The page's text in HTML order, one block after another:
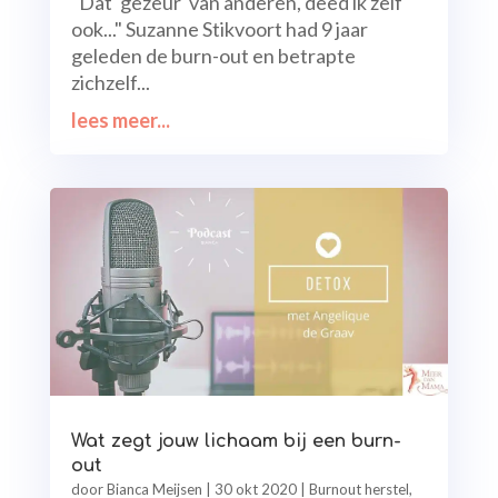
ook..." Suzanne Stikvoort had 9 jaar
geleden de burn-out en betrapte
zichzelf...
lees meer...
Wat zegt jouw lichaam bij een burn-
out
doorBianca Meijsen 30 okt 2020| Burnout herstel,